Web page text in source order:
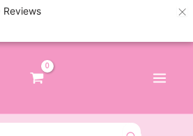
Reviews ×